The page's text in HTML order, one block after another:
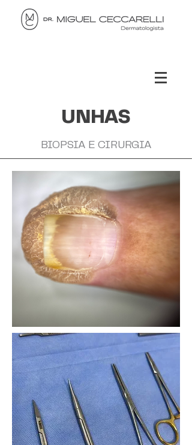
UNHAS
BIOPSIA E CIRURGIA